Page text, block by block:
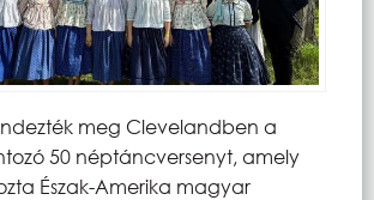
meg Clevelandben a
50 néptáncversenyt, amely
Észak-Amerika magyar